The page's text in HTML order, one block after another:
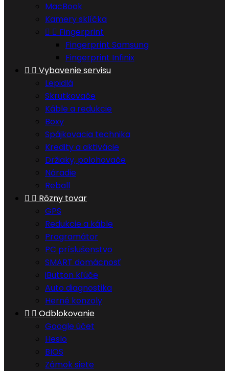
MacBook
Kamery sklíčka
  Fingerprint
Fingerprint Samsung
Fingerprint Infinix
  Vybavenie servisu
Lepidlá
Skrutkovače
Káble a redukcie
Boxy
Spájkovacia technika
Kredity a aktivácie
Držiaky, polohovače
Náradie
Reball
  Rôzny tovar
GPS
Redukcie a káble
Programátor
PC príslušenstvo
SMART domácnosť
iButton kľúče
Auto diagnostika
Herné konzoly
  Odblokovanie
Google účet
Heslo
BIOS
Zámok siete